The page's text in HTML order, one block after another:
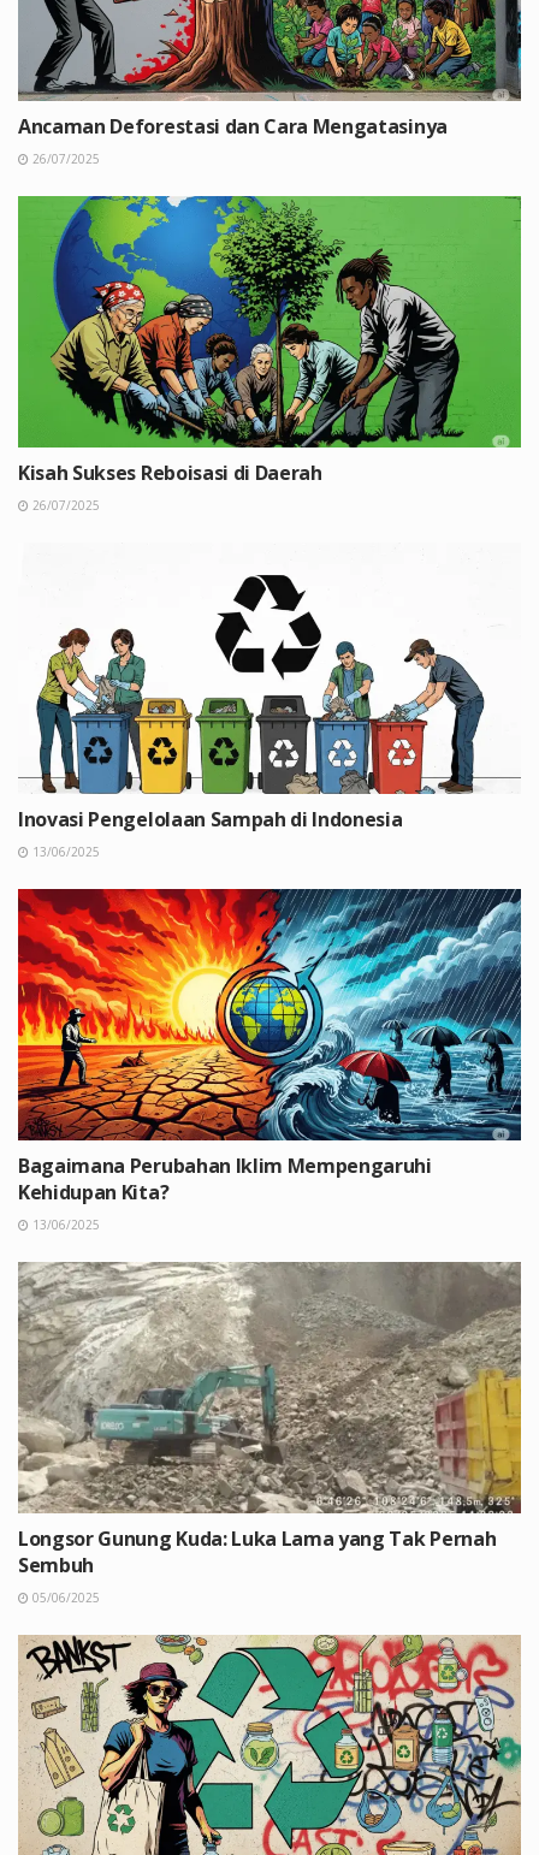
Ancaman Deforestasi dan Cara Mengatasinya
26/07/2025
Kisah Sukses Reboisasi di Daerah
26/07/2025
Inovasi Pengelolaan Sampah di Indonesia
13/06/2025
Bagaimana Perubahan Iklim Mempengaruhi
Kehidupan Kita?
13/06/2025
Longsor Gunung Kuda: Luka Lama yang Tak Pernah
Sembuh
05/06/2025